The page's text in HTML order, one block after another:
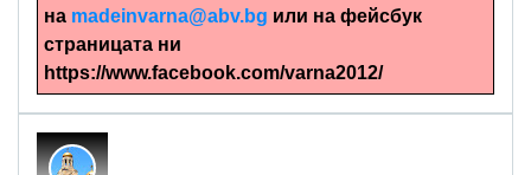
на madeinvarna@abv.bg или на фейсбук
страницата ни
https://www.facebook.com/varna2012/